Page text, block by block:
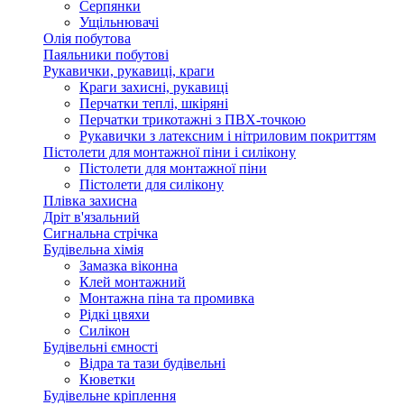
Серпянки
Ущільнювачі
Олія побутова
Паяльники побутові
Рукавички, рукавиці, краги
Краги захисні, рукавиці
Перчатки теплі, шкіряні
Перчатки трикотажні з ПВХ-точкою
Рукавички з латексним і нітриловим покриттям
Пістолети для монтажної піни і силікону
Пістолети для монтажної піни
Пістолети для силікону
Плівка захисна
Дріт в'язальний
Сигнальна стрічка
Будівельна хімія
Замазка віконна
Клей монтажний
Монтажна піна та промивка
Рідкі цвяхи
Силікон
Будівельні ємності
Відра та тази будівельні
Кюветки
Будівельне кріплення